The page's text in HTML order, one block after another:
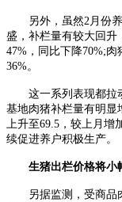
另外，虽然2月份养
盛，补栏量有较大回升
47%，同比下降70%;
36%。
这一系列表现都拉动
基地肉猪补栏量有明显
上升至69.5，较上月
续促进养户积极生产。
生猪出栏价格将小
另据监测，受商品肉